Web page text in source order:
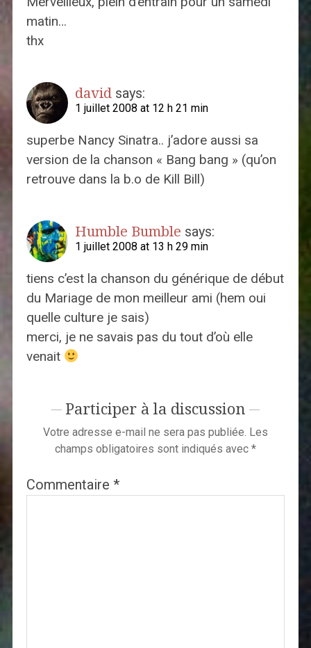
matin…
thx
david says:
1 juillet 2008 at 12 h 21 min
superbe Nancy Sinatra.. j’adore aussi sa
version de la chanson « Bang bang » (qu’on
retrouve dans la b.o de Kill Bill)
Humble Bumble says:
1 juillet 2008 at 13 h 29 min
tiens c’est la chanson du générique de début
du Mariage de mon meilleur ami (hem oui
quelle culture je sais)
merci, je ne savais pas du tout d’où elle
venait
Participer à la discussion
Votre adresse e-mail ne sera pas publiée. Les
champs obligatoires sont indiqués avec *
Commentaire *